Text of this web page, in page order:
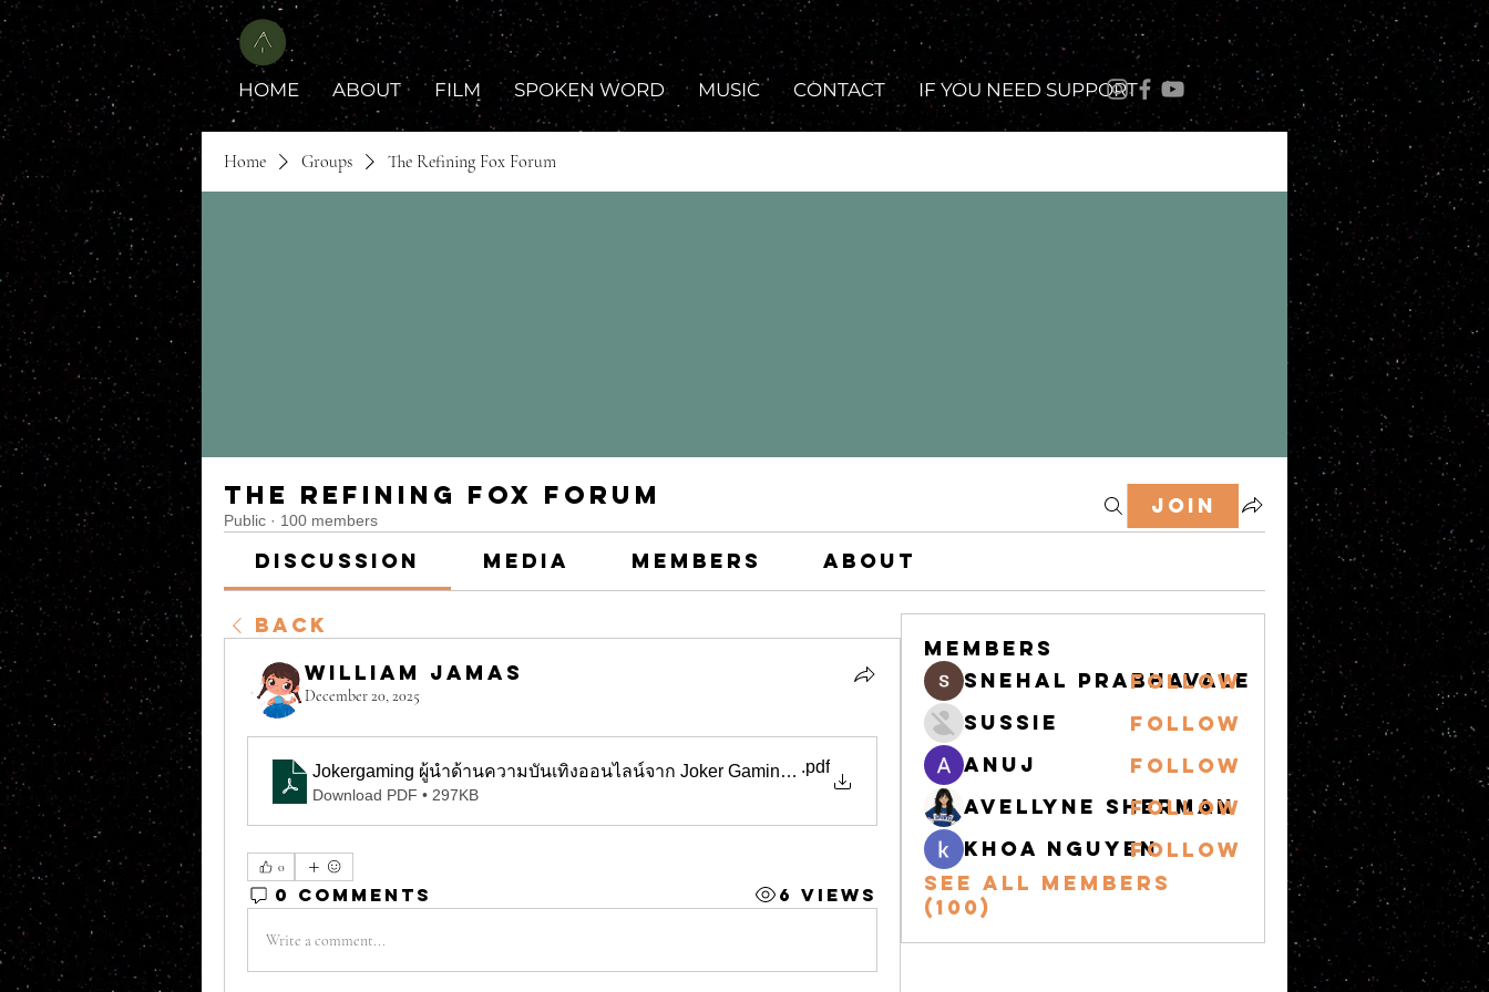
HOME ABOUT FILM SPOKEN WORD MUSIC CONTACT IF YOU NEED SUPPORT
Home Groups The Refining Fox Forum
The Refining Fox Forum
Public · 100 members
Join
Discussion Media Members About
Back
William Jamas
December 20, 2025
Jokergaming ผู้นำด้านความบันเทิงออนไลน์จาก Joker Gaming และจักรวาลเกมของ โจ๊กเกอร์เกมมิ่ง
.pdf
Download PDF • 297KB
0
0 Comments 6 Views
Write a comment...
Members
snehal prabhavale
Follow
Sussie
Follow
Anuj
Follow
Avellyne Sherman
Follow
khoa nguyenFollow
See All Members
(100)